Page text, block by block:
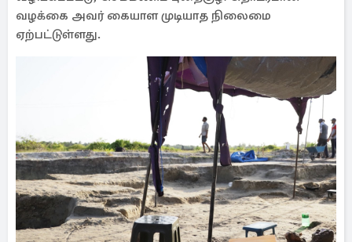
வழக்கை அவர் கையாள முடியாத நிலைமை
ஏற்பட்டுள்ளது.